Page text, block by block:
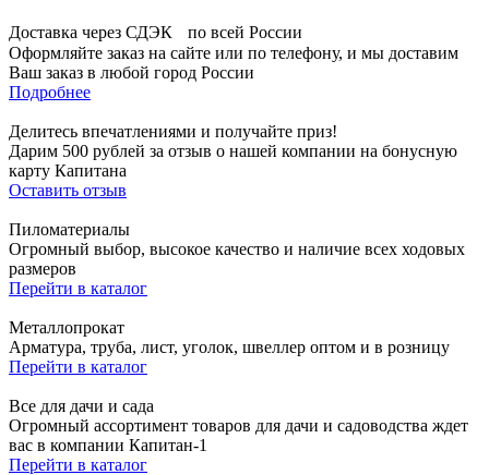
Доставка через СДЭК по всей России
Оформляйте заказ на сайте или по телефону, и мы доставим
Ваш заказ в любой город России
Подробнее
Делитесь впечатлениями и получайте приз!
Дарим 500 рублей за отзыв о нашей компании на бонусную
карту Капитана
Оставить отзыв
Пиломатериалы
Огромный выбор, высокое качество и наличие всех ходовых
размеров
Перейти в каталог
Металлопрокат
Арматура, труба, лист, уголок, швеллер оптом и в розницу
Перейти в каталог
Все для дачи и сада
Огромный ассортимент товаров для дачи и садоводства ждет
вас в компании Капитан-1
Перейти в каталог